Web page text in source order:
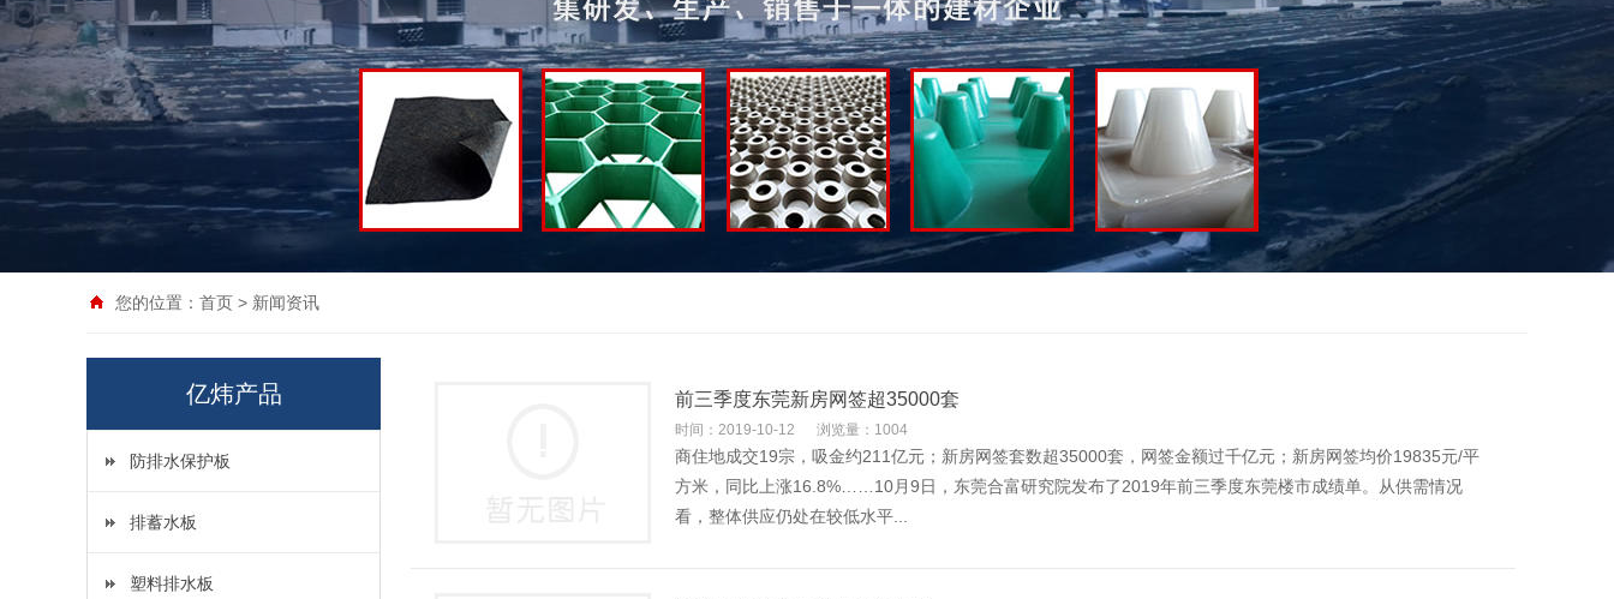
您的位置： 首页 > 新闻资讯
亿炜产品
防排水保护板
排蓄水板
塑料排水板
前三季度东莞新房网签超35000套
时间：2019-10-12 浏览量：1004
商住地成交19宗，吸金约211亿元；新房网签套数超35000套，网签金额过千亿元；新房网签均价19835元/平
方米，同比上涨16.8%……10月9日，东莞合富研究院发布了2019年前三季度东莞楼市成绩单。从供需情况
看，整体供应仍处在较低水平...